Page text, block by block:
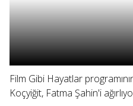
Film Gibi Hayatlar
Koçyiğit, Fatma Şahin'i